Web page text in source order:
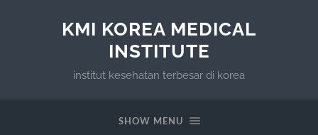
KMI KOREA MEDICAL
INSTITUTE
institut kesehatan terbesar di korea
SHOW MENU